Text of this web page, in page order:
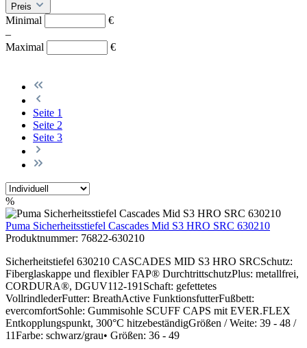
Preis
Minimal
€
–
Maximal
€
Seite 1
Seite 2
Seite 3
%
Puma Sicherheitsstiefel Cascades Mid S3 HRO SRC 630210
Produktnummer: 76822-630210
Sicherheitstiefel 630210 CASCADES MID S3 HRO SRCSchutz:
Fiberglaskappe und flexibler FAP® DurchtrittschutzPlus: metallfrei,
CORDURA®, DGUV112-191Schaft: gefettetes
VollrindlederFutter: BreathActive FunktionsfutterFußbett:
evercomfortSohle: Gummisohle SCUFF CAPS mit EVER.FLEX
Entkopplungspunkt, 300°C hitzebeständigGrößen / Weite: 39 - 48 /
11Farbe: schwarz/grau• Größen: 36 - 49